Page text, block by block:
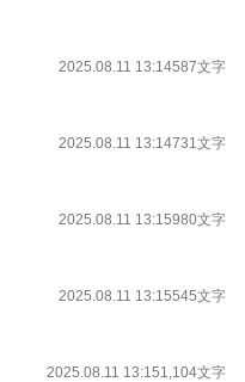
2025.08.11 13:14587文字
2025.08.11 13:14731文字
2025.08.11 13:15980文字
2025.08.11 13:15545文字
2025.08.11 13:151,104文字